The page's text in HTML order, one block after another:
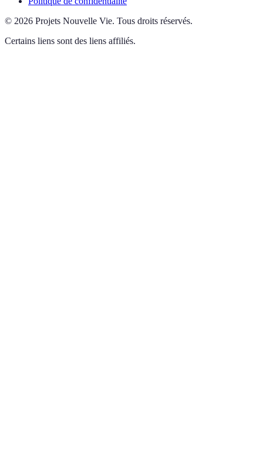
© 2026 Projets Nouvelle Vie. Tous droits réservés.
Certains liens sont des liens affiliés.